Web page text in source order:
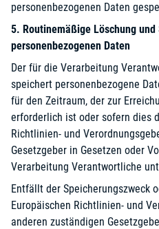
personenbezogenen Daten
5. Routinemäßige Löschung und
personenbezogenen Daten
Der für die Verarbeitung
speichert personenbezogene
für den Zeitraum, der zur
erforderlich ist oder sofern dies
Richtlinien- und
Gesetzgeber in Gesetzen oder
Verarbeitung Verantwortliche
Entfällt der Speicherungszweck
Europäischen Richtlinien- und
anderen zuständigen